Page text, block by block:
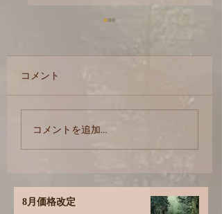
コメント
コメントを追加…
8月価格改定